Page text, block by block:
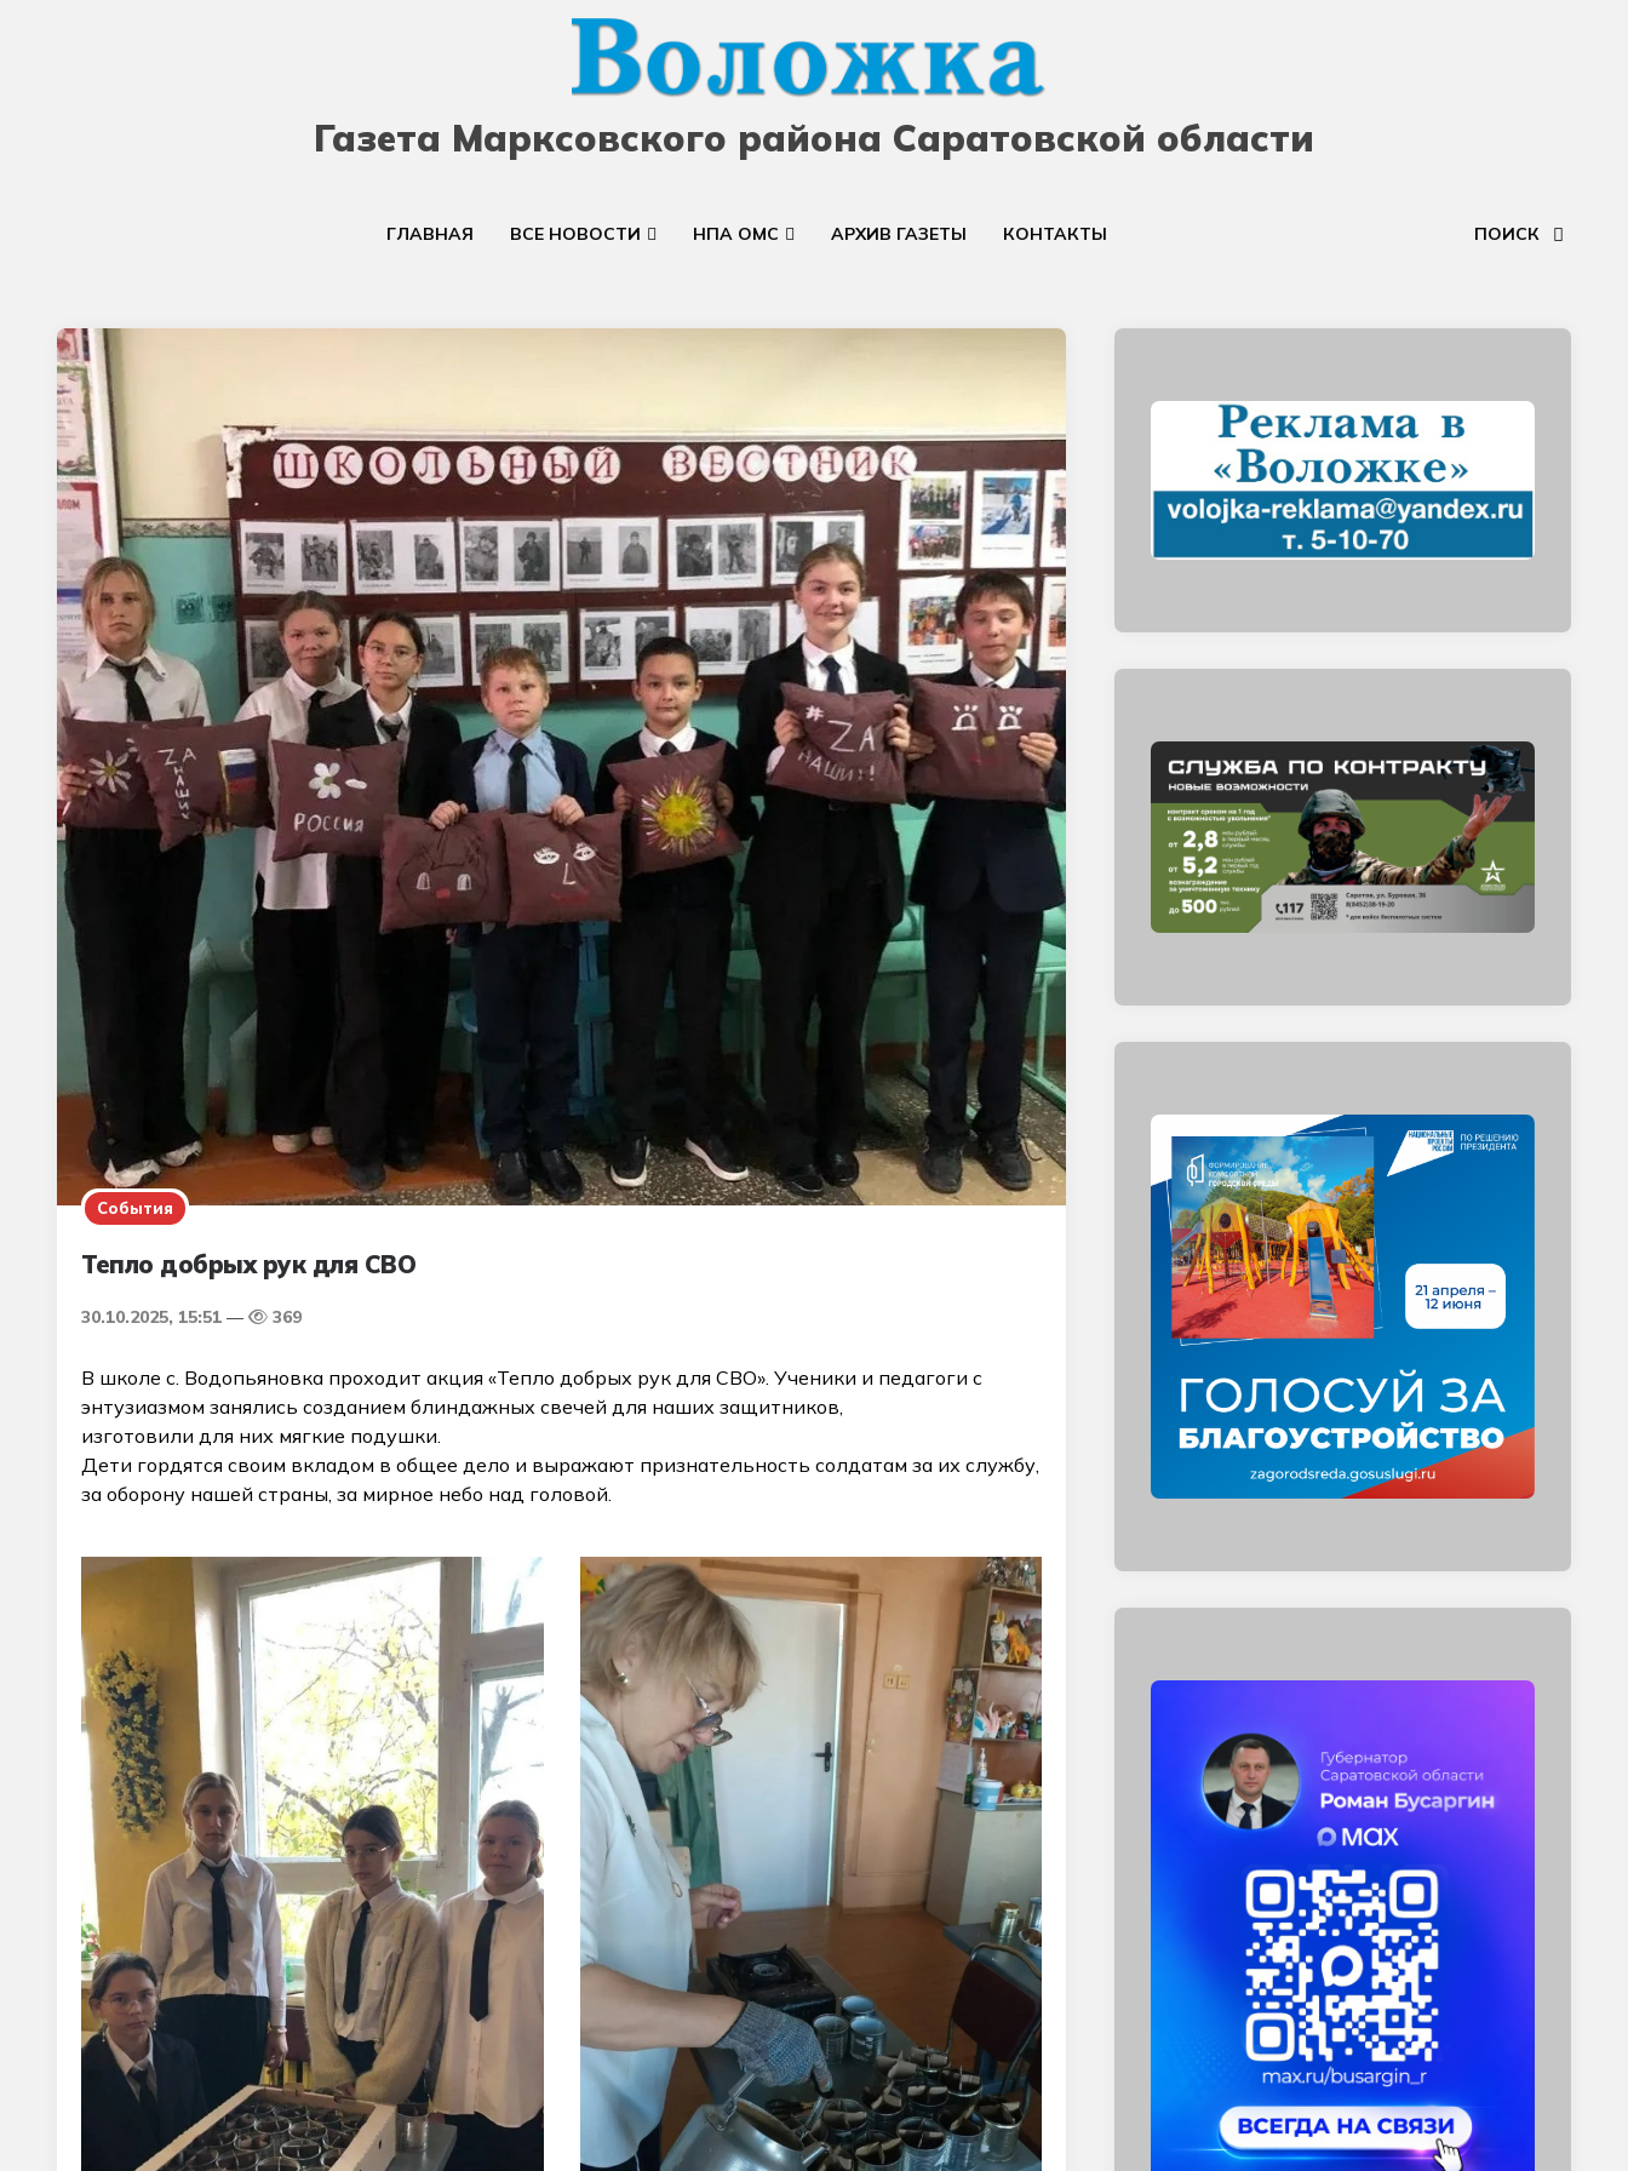
Газета Марксовского района Саратовской области
ГЛАВНАЯ ВСЕ НОВОСТИ НПА ОМС АРХИВ ГАЗЕТЫ КОНТАКТЫ ПОИСК
События
Тепло добрых рук для СВО
30.10.2025, 15:51 369
В школе с. Водопьяновка проходит акция «Тепло добрых рук для СВО». Ученики и педагоги с
энтузиазмом занялись созданием блиндажных свечей для наших защитников,
изготовили для них мягкие подушки.
Дети гордятся своим вкладом в общее дело и выражают признательность солдатам за их службу,
за оборону нашей страны, за мирное небо над головой.